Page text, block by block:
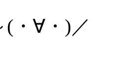
(・∀・)／